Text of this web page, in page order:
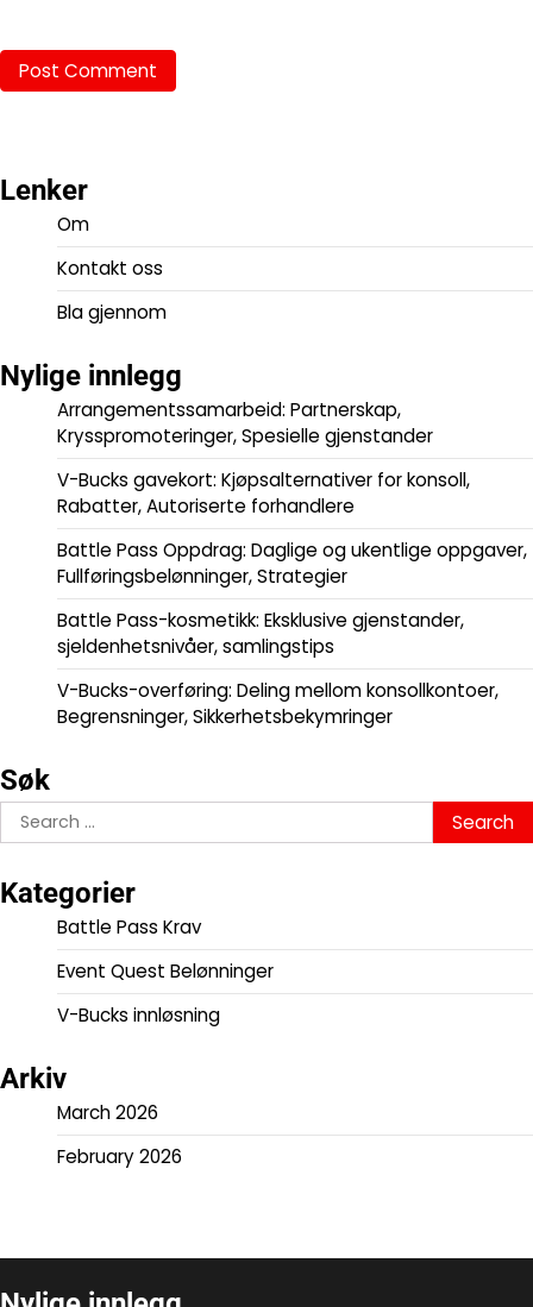
Lenker
Om
Kontakt oss
Bla gjennom
Nylige innlegg
Arrangementssamarbeid: Partnerskap,
Krysspromoteringer, Spesielle gjenstander
V-Bucks gavekort: Kjøpsalternativer for konsoll,
Rabatter, Autoriserte forhandlere
Battle Pass Oppdrag: Daglige og ukentlige oppgaver,
Fullføringsbelønninger, Strategier
Battle Pass-kosmetikk: Eksklusive gjenstander,
sjeldenhetsnivåer, samlingstips
V-Bucks-overføring: Deling mellom konsollkontoer,
Begrensninger, Sikkerhetsbekymringer
Søk
Search
for:
Kategorier
Battle Pass Krav
Event Quest Belønninger
V-Bucks innløsning
Arkiv
March 2026
February 2026